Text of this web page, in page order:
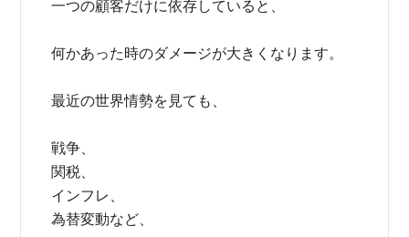
一つの顧客だけに依存していると、
何かあった時のダメージが大きくなります。
最近の世界情勢を見ても、
戦争、
関税、
インフレ、
為替変動など、